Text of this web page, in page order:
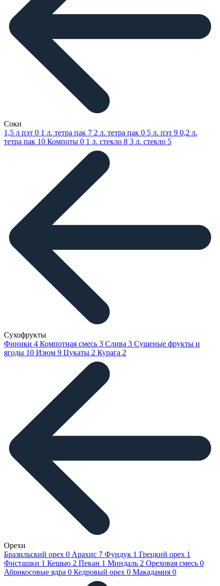
Соки
1,5 л пэт 0 1 л. тетра пак 7 2 л. тетра пак 0 5 л. пэт 9 0,2 л.
тетра пак 10 Компоты 0 1 л. стекло 8 3 л. стекло 5
Сухофрукты
Финики 4 Компотная смесь 3 Слива 3 Сушеные фрукты и
ягоды 10 Изюм 9 Цукаты 2 Курага 2
Орехи
Бразильский орех 0 Арахис 7 Фундук 1 Грецкий орех 1
Фисташки 1 Кешью 2 Пекан 1 Миндаль 2 Ореховая смесь 0
Абрикосовые ядра 0 Кедровый орех 0 Макадамия 0